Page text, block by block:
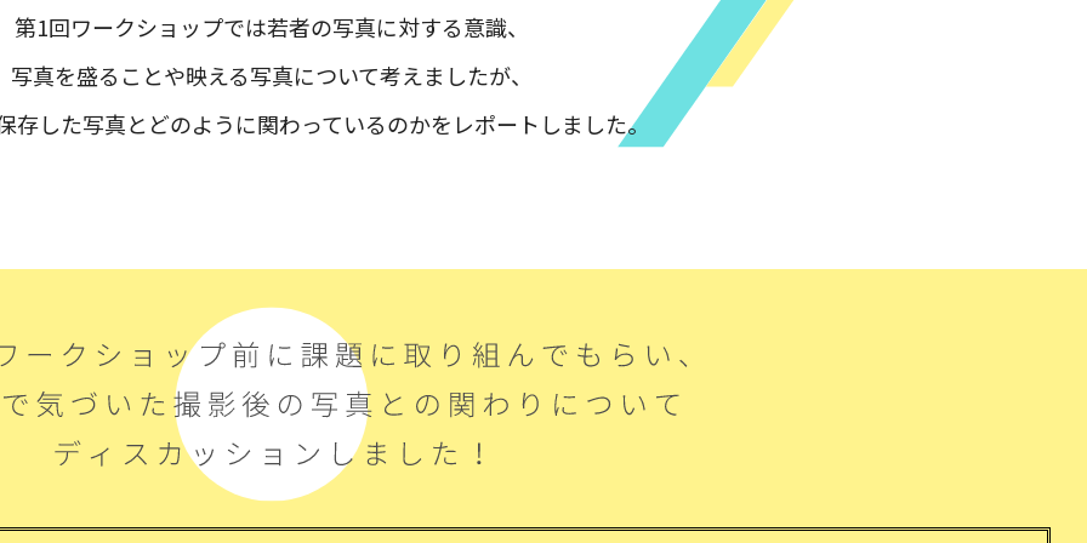
第1回ワークショップでは若者の写真に対する意識、
写真を盛ることや映える写真について考えましたが、
存した写真とどのように関わっているのかをレポートしました。